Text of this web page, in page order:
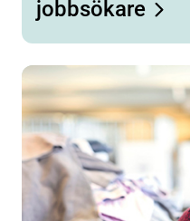
jobbsökare